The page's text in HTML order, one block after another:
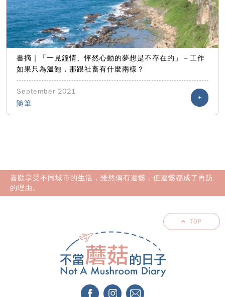
書摘｜「一見鐘情、怦然心動的夢想是不存在的」－工作
如果只為溫飽，那跟社畜有什麼兩樣？
September 2021
隨筆
+
喜歡享受不同城市的生活，雖然偶有遺憾，但遺憾都成了再訪
的理由。
TOP